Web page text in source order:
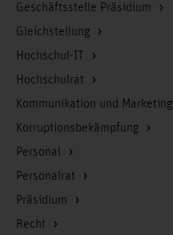
Geschäftsstelle Präsidium
Gleichstellung
Hochschul-IT
Hochschulrat
Kommunikation und Marketing
Korruptionsbekämpfung
Personal
Personalrat
Präsidium
Recht